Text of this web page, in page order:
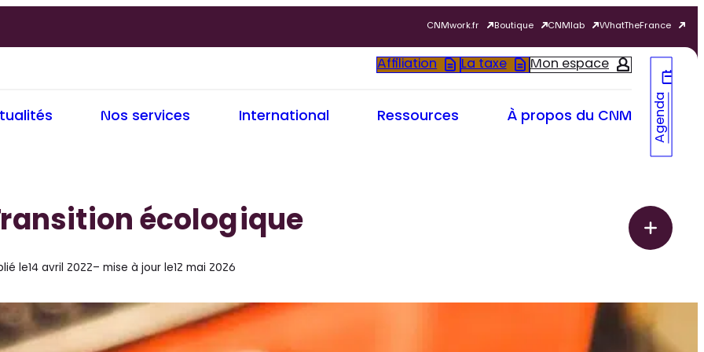
CNMwork.fr Boutique CNMlab WhatTheFrance
Affiliation La taxe Mon espace
Nos services International Ressources À propos du CNM Agenda
écologique
le14 avril 2022– mise à jour le12 mai 2026
F
u
T
r
n
s